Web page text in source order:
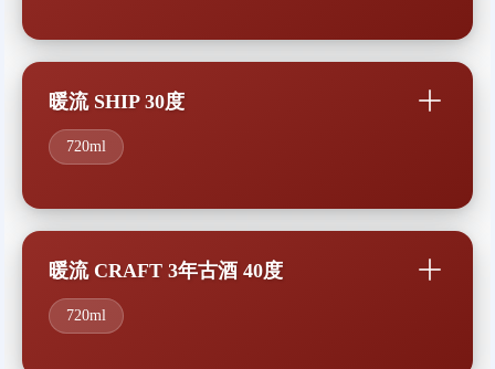
暖流 SHIP 30度
720ml
暖流 CRAFT 3年古酒 40度
720ml